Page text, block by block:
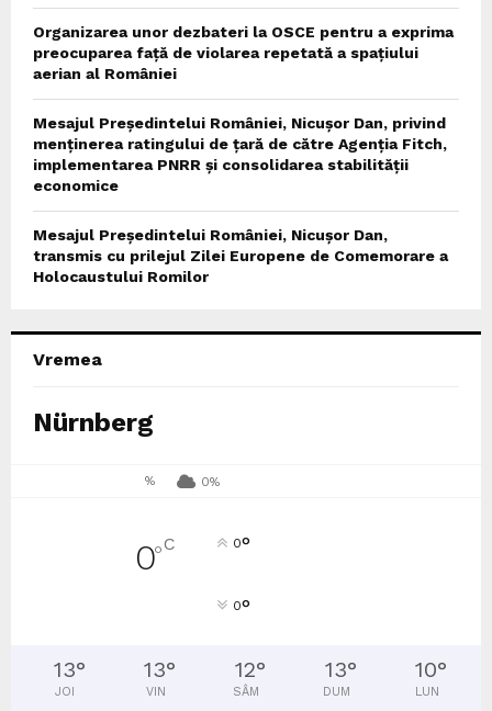
Organizarea unor dezbateri la OSCE pentru a exprima
preocuparea față de violarea repetată a spațiului
aerian al României
Mesajul Președintelui României, Nicușor Dan, privind
menținerea ratingului de țară de către Agenția Fitch,
implementarea PNRR și consolidarea stabilității
economice
Mesajul Președintelui României, Nicușor Dan,
transmis cu prilejul Zilei Europene de Comemorare a
Holocaustului Romilor
Vremea
Nürnberg
% 0%
0°C 0°
0°
13°
JOI
13°
VIN
12°
SÂM
13°
DUM
10°
LUN